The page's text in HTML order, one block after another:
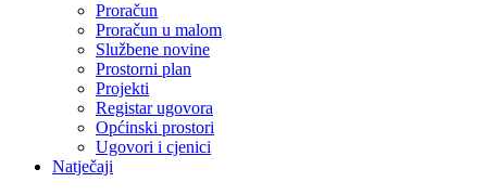
Proračun
Proračun u malom
Službene novine
Prostorni plan
Projekti
Registar ugovora
Općinski prostori
Ugovori i cjenici
Natječaji